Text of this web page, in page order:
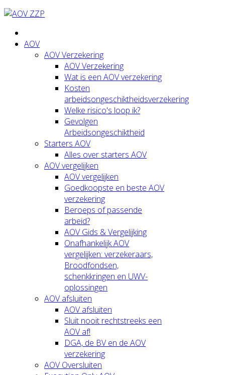
AOV
AOV Verzekering
AOV Verzekering
Wat is een AOV verzekering
Kosten
arbeidsongeschiktheidsverzekering
Welke risico's loop ik?
Gevolgen
Arbeidsongeschiktheid
Starters AOV
Alles over starters AOV
AOV vergelijken
AOV vergelijken
Goedkoopste en beste AOV
verzekering
Beroeps of passende
arbeid?
AOV Gids & Vergelijking
Onafhankelijk AOV
vergelijken: verzekeraars,
Broodfondsen,
schenkkringen en UWV-
oplossingen
AOV afsluiten
AOV afsluiten
Sluit nooit rechtstreeks een
AOV af!
DGA, de BV en de AOV
verzekering
AOV Oversluiten